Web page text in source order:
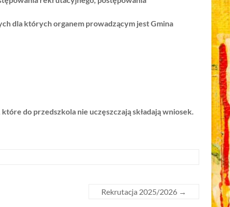
dla których organem prowadzącym jest Gmina
do przedszkola nie uczęszczają składają wniosek.
Rekrutacja 2025/2026 →